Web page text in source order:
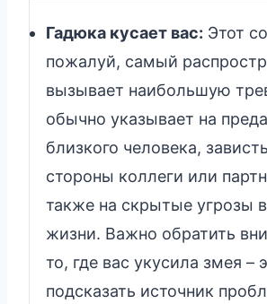
Гадюка кусает вас: Этот
пожалуй, самый
вызывает наибольшую
обычно указывает на
близкого человека,
стороны коллеги или
также на скрытые угрозы
жизни. Важно обратить
то, где вас укусила змея –
подсказать источник